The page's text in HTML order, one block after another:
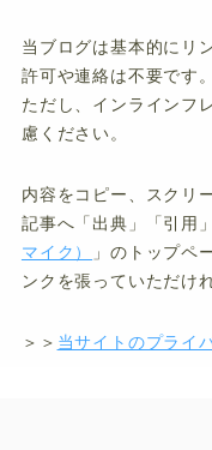
当ブログは基本的にリ
許可や連絡は不要です。
ただし、インラインフ
慮ください。
内容をコピー、スクリ
記事へ「出典」「引用
マイク）
」のトップペ
ンクを張っていただけ
＞＞ 当サイトのプライ